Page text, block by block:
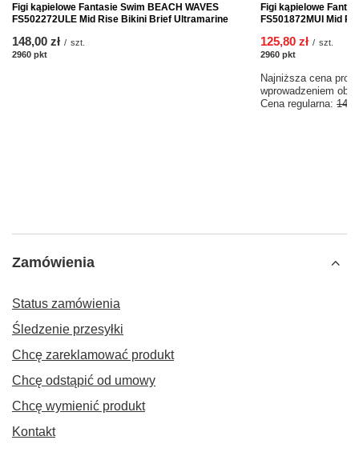
Figi kąpielowe Fantasie Swim BEACH WAVES
FS502272ULE Mid Rise Bikini Brief Ultramarine
148,00 zł / szt.
2960 pkt
Figi kąpielowe
FS501872MUI Mid
125,80 zł / szt.
2960 pkt
Najniższa cena
wprowadzeniem
Cena regularna:
Zamówienia
Status zamówienia
Śledzenie przesyłki
Chcę zareklamować produkt
Chcę odstąpić od umowy
Chcę wymienić produkt
Kontakt